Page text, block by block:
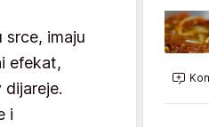
srce, imaju
efekat,
i